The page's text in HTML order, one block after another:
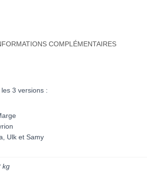
COMPLÉMENTAIRES
3 versions :
Ulk et Samy
kg